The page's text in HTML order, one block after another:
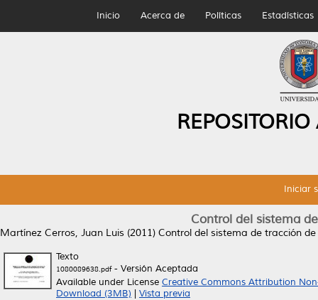
Inicio Acerca de Políticas Estadísticas
Iniciar
Control del sistema
Martínez Cerros, Juan Luis (2011) Control del sistema de tracción
Texto
1080089638.pdf- Versión Aceptada
Available under License Creative Commons Attribution
Download (3MB)
Vista previa